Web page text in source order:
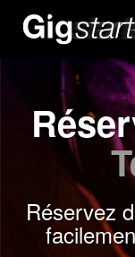
Réservez